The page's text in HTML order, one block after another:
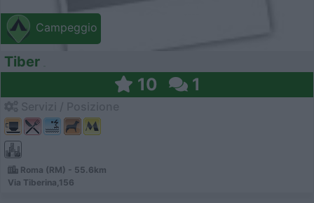
Campeggio
Tiber
10 1
Roma (RM) - 55.6km
Via Tiberina,156